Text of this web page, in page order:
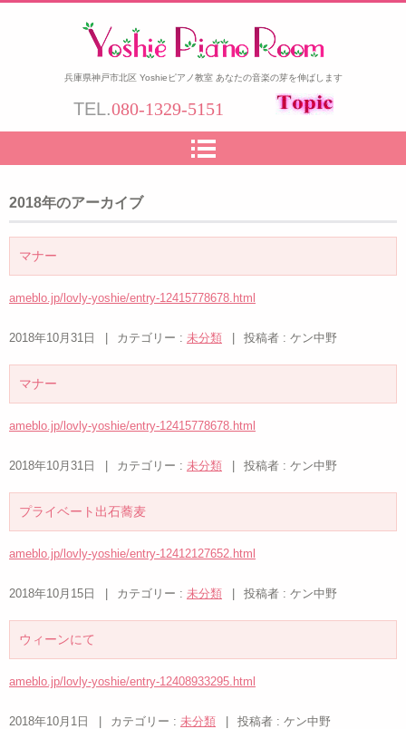
兵庫県神戸市北区 Yoshieピアノ教室 あなたの音楽の芽を伸ばします
TEL.080-1329-5151
2018年のアーカイブ
マナー
ameblo.jp/lovly-yoshie/entry-12415778678.html
2018年10月31日 カテゴリー : 未分類 投稿者 : ケン中野
マナー
ameblo.jp/lovly-yoshie/entry-12415778678.html
2018年10月31日 カテゴリー : 未分類 投稿者 : ケン中野
プライベート出石蕎麦
ameblo.jp/lovly-yoshie/entry-12412127652.html
2018年10月15日 カテゴリー : 未分類 投稿者 : ケン中野
ウィーンにて
ameblo.jp/lovly-yoshie/entry-12408933295.html
2018年10月1日 カテゴリー : 未分類 投稿者 : ケン中野